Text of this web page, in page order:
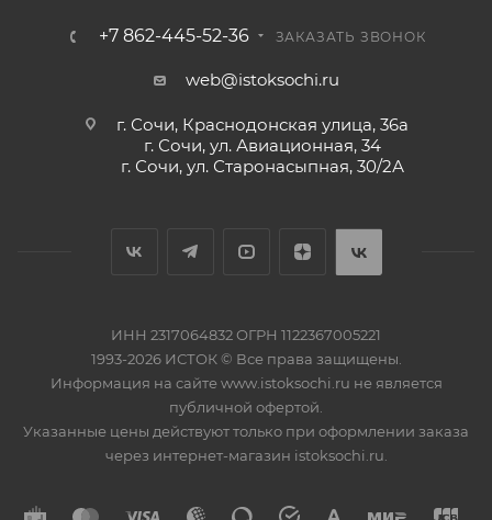
+7 862-445-52-36 ЗАКАЗАТЬ ЗВОНОК
web@istoksochi.ru
г. Сочи, Краснодонская улица, 36а
г. Сочи, ул. Авиационная, 34
г. Сочи, ул. Старонасыпная, 30/2А
ИНН 2317064832 ОГРН 1122367005221
1993-2026 ИСТОК © Все права защищены.
Информация на сайте www.istoksochi.ru не является
публичной офертой.
Указанные цены действуют только при оформлении заказа
через интернет-магазин istoksochi.ru.